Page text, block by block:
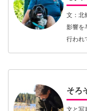
文：北
影響を
行われ
犬曰く
そろ